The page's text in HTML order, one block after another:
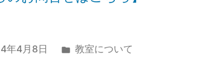
年4月8日 教室について